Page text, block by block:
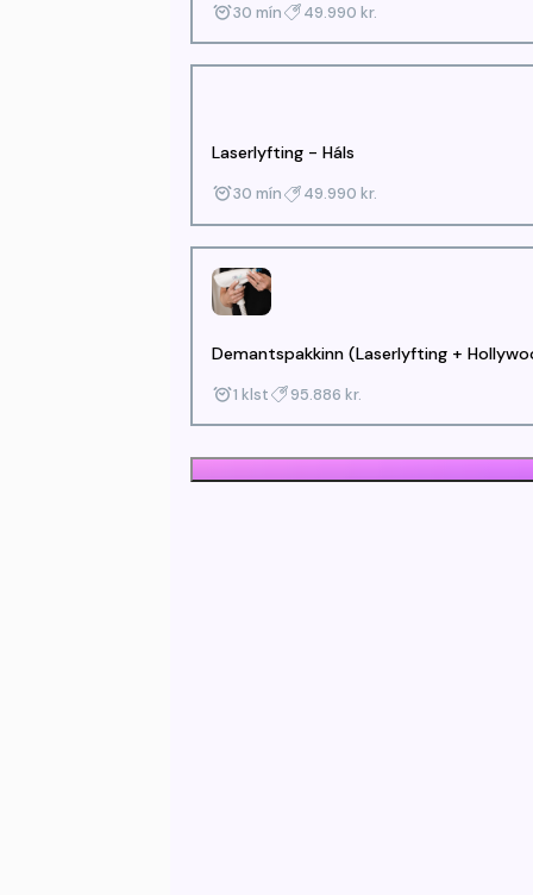
30 mín 49.990 kr.
Laserlyfting - Háls
30 mín 49.990 kr.
Demantspakkinn (Laserlyfting +
1 klst 95.886 kr.